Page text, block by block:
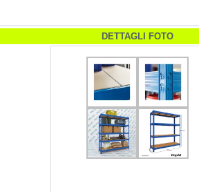
DETTAGLI FOTO